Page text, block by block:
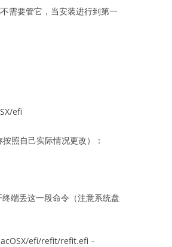
需要管它，当安装进行到第一
efi
照自己实际情况更改）：
端丢这一段命令（注意系统盘
efi/refit/refit.efi –